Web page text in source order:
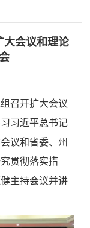
大会议和理论
召开扩大会议
习近平总书记
议和省委、州
贯彻落实措
主持会议并讲